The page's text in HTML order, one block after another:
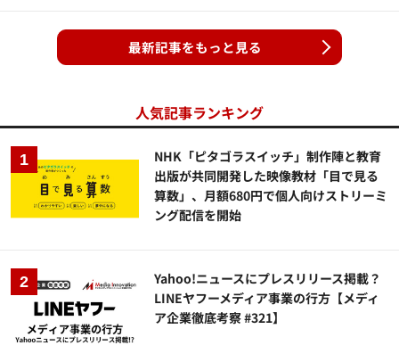
最新記事をもっと見る
人気記事ランキング
NHK「ピタゴラスイッチ」制作陣と教育
出版が共同開発した映像教材「目で見る
算数」、月額680円で個人向けストリーミ
ング配信を開始
Yahoo!ニュースにプレスリリース掲載？
LINEヤフーメディア事業の行方【メディ
ア企業徹底考察 #321】